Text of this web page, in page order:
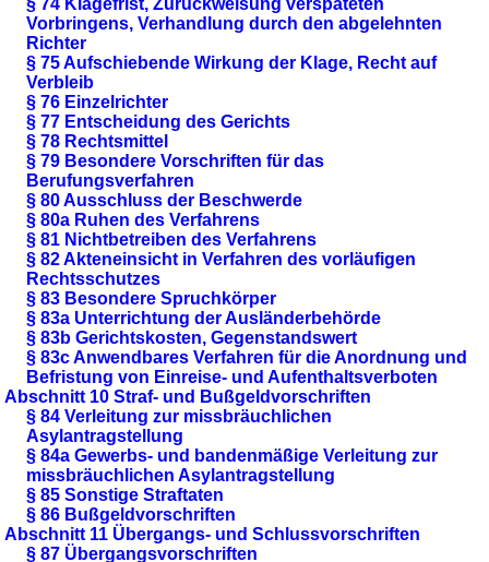
Vorbringens, Verhandlung durch den abgelehnten
Richter
§ 75 Aufschiebende Wirkung der Klage, Recht auf
Verbleib
§ 76 Einzelrichter
§ 77 Entscheidung des Gerichts
§ 78 Rechtsmittel
§ 79 Besondere Vorschriften für das
Berufungsverfahren
§ 80 Ausschluss der Beschwerde
§ 80a Ruhen des Verfahrens
§ 81 Nichtbetreiben des Verfahrens
§ 82 Akteneinsicht in Verfahren des vorläufigen
Rechtsschutzes
§ 83 Besondere Spruchkörper
§ 83a Unterrichtung der Ausländerbehörde
§ 83b Gerichtskosten, Gegenstandswert
§ 83c Anwendbares Verfahren für die Anordnung und
Befristung von Einreise- und Aufenthaltsverboten
Abschnitt 10 Straf- und Bußgeldvorschriften
§ 84 Verleitung zur missbräuchlichen
Asylantragstellung
§ 84a Gewerbs- und bandenmäßige Verleitung zur
missbräuchlichen Asylantragstellung
§ 85 Sonstige Straftaten
§ 86 Bußgeldvorschriften
Abschnitt 11 Übergangs- und Schlussvorschriften
§ 87 Übergangsvorschriften